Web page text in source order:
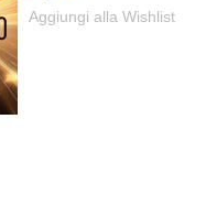
Aggiungi alla Wishlist